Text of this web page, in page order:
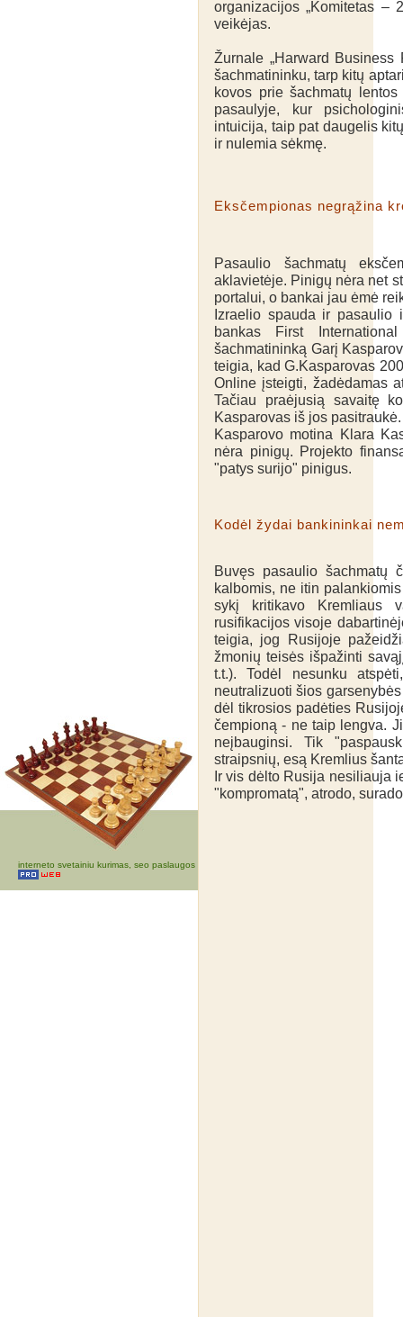
organizacijos „Komitetas –
veikėjas.
Žurnale „Harward
šachmatininku, tarp kitų
kovos prie šachmatų
pasaulyje, kur
intuicija, taip pat daugelis
ir nulemia sėkmę.
Eksčempionas negrąžina
Pasaulio šachmatų
aklavietėje. Pinigų nėra net
portalui, o bankai jau ėmė
Izraelio spauda ir pasaulio
bankas First
šachmatininką Garį
teigia, kad G.Kasparovas
Online įsteigti, žadėdamas
Tačiau praėjusią savaitę
Kasparovas iš jos pasitraukė.
Kasparovo motina Klara
nėra pinigų. Projekto
"patys surijo" pinigus.
Kodėl žydai bankininkai
Buvęs pasaulio šachmatų
kalbomis, ne itin
sykį kritikavo Kremliaus
rusifikacijos visoje
teigia, jog Rusijoje
žmonių teisės išpažinti
t.t.). Todėl nesunku
neutralizuoti šios
dėl tikrosios padėties
čempioną - ne taip lengva.
neįbauginsi. Tik
straipsnių, esą Kremlius
Ir vis dėlto Rusija nesiliauja
"kompromatą", atrodo,
interneto svetainiu kurimas, seo paslaugos